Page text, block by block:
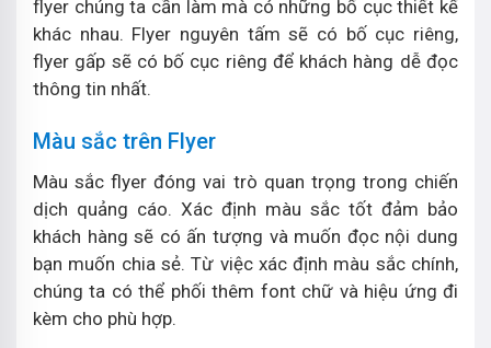
flyer chúng ta cần làm mà có những bố cục thiết kế
khác nhau. Flyer nguyên tấm sẽ có bố cục riêng,
flyer gấp sẽ có bố cục riêng để khách hàng dễ đọc
thông tin nhất.
Màu sắc trên Flyer
Màu sắc flyer đóng vai trò quan trọng trong chiến
dịch quảng cáo. Xác định màu sắc tốt đảm bảo
khách hàng sẽ có ấn tượng và muốn đọc nội dung
bạn muốn chia sẻ. Từ việc xác định màu sắc chính,
chúng ta có thể phối thêm font chữ và hiệu ứng đi
kèm cho phù hợp.